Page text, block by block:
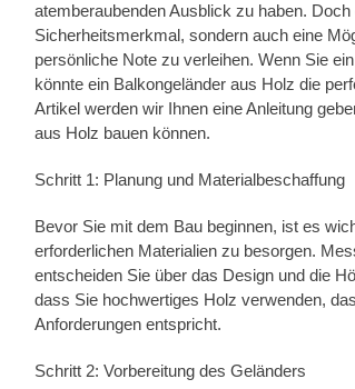
atemberaubenden Ausblick zu haben.
Sicherheitsmerkmal, sondern auch eine
persönliche Note zu verleihen. Wenn Sie
könnte ein Balkongeländer aus Holz die
Artikel werden wir Ihnen eine Anleitung
aus Holz bauen können.
Schritt 1: Planung und Materialbeschaffung
Bevor Sie mit dem Bau beginnen, ist es
erforderlichen Materialien zu besorgen.
entscheiden Sie über das Design und die
dass Sie hochwertiges Holz verwenden,
Anforderungen entspricht.
Schritt 2: Vorbereitung des Geländers